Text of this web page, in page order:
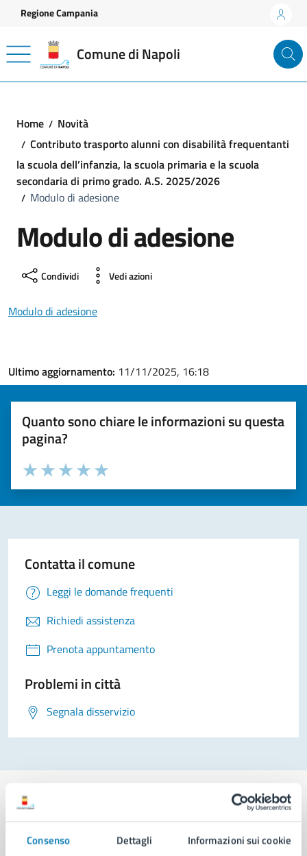
Consenso Dettagli Informazioni sui cookie
Vai ai contenuti
Vai al footer
Regione Campania
Comune di Napoli
Home
Novità
Contributo trasporto alunni con disabilità frequentanti
la scuola dell’infanzia, la scuola primaria e la scuola
secondaria di primo grado. A.S. 2025/2026
Modulo di adesione
Modulo di adesione
Condividi Vedi azioni
Modulo di adesione
Ultimo aggiornamento: 11/11/2025, 16:18
Quanto sono chiare le informazioni su questa
pagina?
Valuta la chiarezza delle informazioni (da 1 a 5 stelle)
Seleziona il numero di stelle per valutare la chiarezza delle
Valuta 5 stelle su 5
Valuta 4 stelle su 5
Valuta 3 stelle su 5
Valuta 2 stelle su 5
Valuta 1 stelle su 5
Contatta il comune
Leggi le domande frequenti
Richiedi assistenza
Prenota appuntamento
Problemi in città
Segnala disservizio
Comune di Napoli